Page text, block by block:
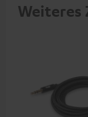
Weiteres